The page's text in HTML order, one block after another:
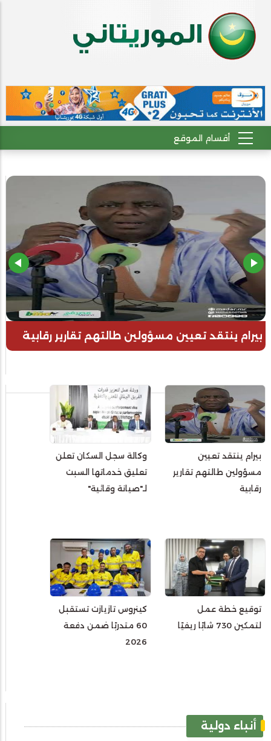
بيرام ينتقد تعيين مسؤولين طالتهم تقارير رقابية
بيرام ينتقد تعيين
مسؤولين طالتهم تقارير
رقابية
وكالة سجل السكان تعلن
تعليق خدماتها السبت
لـ"صيانة وقائية"
توقيع خطة عمل
لتمكين 730 شابًا ريفيًا
كينروس تازيازت تستقبل
60 متدربًا ضمن دفعة
2026
أنباء دولية